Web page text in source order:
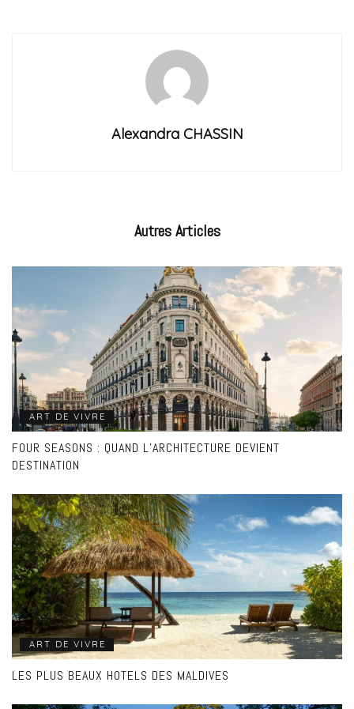
Alexandra CHASSIN
AutresArticles
ART DE VIVRE
FOUR SEASONS : QUAND L’ARCHITECTURE DEVIENT
DESTINATION
ART DE VIVRE
LES PLUS BEAUX HOTELS DES MALDIVES